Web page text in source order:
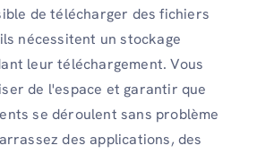
de télécharger des fichiers
nécessitent un stockage
leur téléchargement. Vous
de l'espace et garantir que
se déroulent sans problème
des applications, des